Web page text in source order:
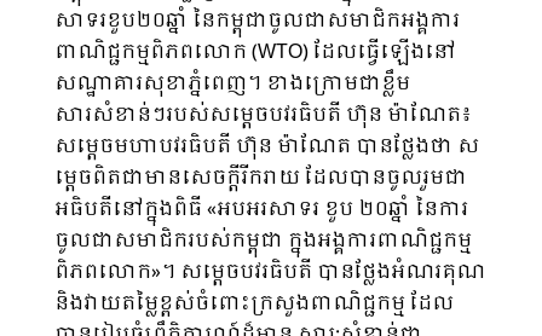
សាទរខួប២០ឆ្នាំ នៃកម្ពុជាចូលជាសមាជិកអង្គការ
ពាណិជ្ជកម្មពិភពលោក (WTO) ដែលធ្វើឡើងនៅ
សណ្ឋាគារសុខាភ្នំពេញ។ ខាងក្រោមជាខ្លឹម
សារសំខាន់ៗរបស់សម្តេចបវរធិបតី ហ៊ុន ម៉ាណែត៖
សម្តេចមហាបវរធិបតី ហ៊ុន ម៉ាណែត បានថ្លែងថា ស
ម្តេចពិតជាមានសេចក្តីរីករាយ ដែលបានចូលរួមជា
អធិបតីនៅក្នុងពិធី «អបអរសាទរ ខួប ២០ឆ្នាំ នៃការ
ចូលជាសមាជិករបស់កម្ពុជា ក្នុងអង្គការពាណិជ្ជកម្ម
ពិភពលោក»។ សម្តេចបវរធិបតី បានថ្លែងអំណរគុណ
និងវាយតម្លៃខ្ពស់ចំពោះក្រសួងពាណិជ្ជកម្ម ដែល